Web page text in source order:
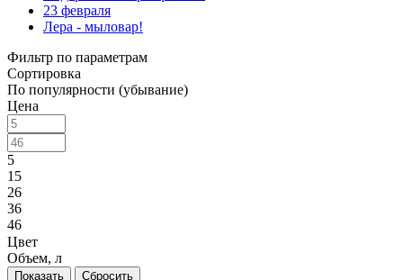
23 февраля
Лера - мыловар!
Фильтр по параметрам
Сортировка
По популярности (убывание)
Цена
5
15
26
36
46
Цвет
Объем, л
Сбросить